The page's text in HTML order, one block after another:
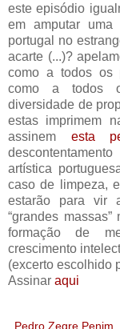
este episódio
em amputar uma
portugal no
acarte (...)?
como a todos os
como a todos
diversidade de
estas imprimem
assinem esta
artística
caso de limpeza,
estarão para vir
“grandes
formação de
crescimento
(excerto escolhido
Assinar aqui
Pedro Zegre Penim